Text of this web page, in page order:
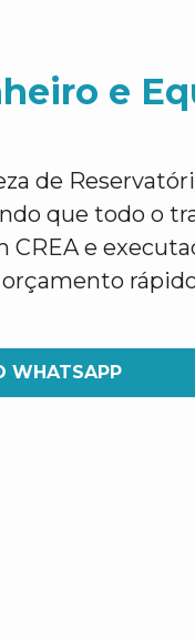
e
de
que todo o
e
WHATSAPP